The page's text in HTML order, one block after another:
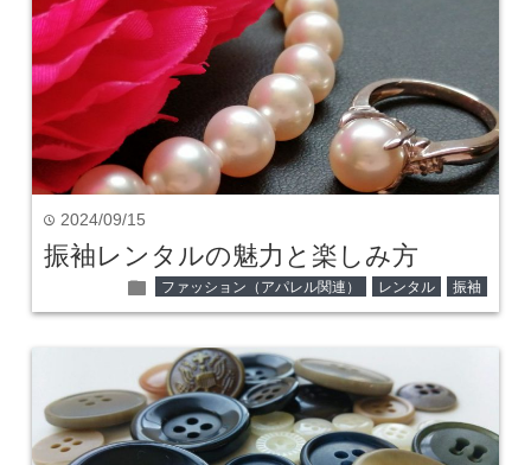
time 2024/09/15
振袖レンタルの魅力と楽しみ方
folder ファッション（アパレル関連） レンタル 振袖